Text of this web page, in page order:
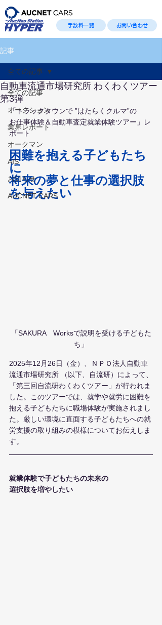
手数料一覧 お問い合わせ
記事
全ての記事
オークション
業界レポート
オークマン
AIS
お知らせ
AUCNET CARS
全ての記事
自動車流通市場研究所 わくわくツアー
第3弾
「トラックタウンで ”はたらくクルマ”の
お仕事体験＆自動車査定就業体験ツアー」レ
ポート
困難を抱える子どもたち
に
将来の夢と仕事の選択肢
を与えたい
「SAKURA　Worksで説明を受ける子どもた
ち」
2025年12月26日（金）、ＮＰＯ法人自動車
流通市場研究所 （以下、自流研）によって、
「第三回自流研わくわくツアー」が行われま
した。このツアーでは、就学や就労に困難を
抱える子どもたちに職場体験が実施されまし
た。厳しい環境に直面する子どもたちへの就
労支援の取り組みの模様についてお伝えしま
す。
就業体験で子どもたちの未来の
選択肢を増やしたい